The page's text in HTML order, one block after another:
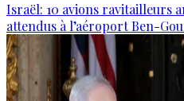
Israël: 10 avions ravitailleurs
attendus à l’aéroport Ben-